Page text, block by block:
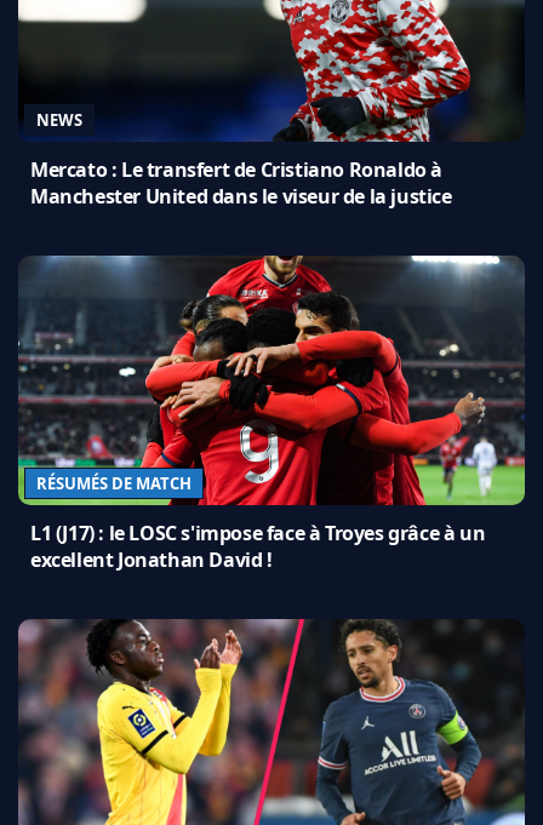
NEWS
Mercato : Le transfert de Cristiano Ronaldo à
Manchester United dans le viseur de la justice
RÉSUMÉS DE MATCH
L1 (J17) : le LOSC s'impose face à Troyes grâce à un
excellent Jonathan David !